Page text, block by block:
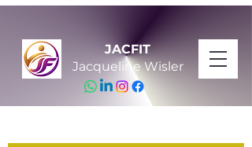
JACFIT
Jacqueline Wisler